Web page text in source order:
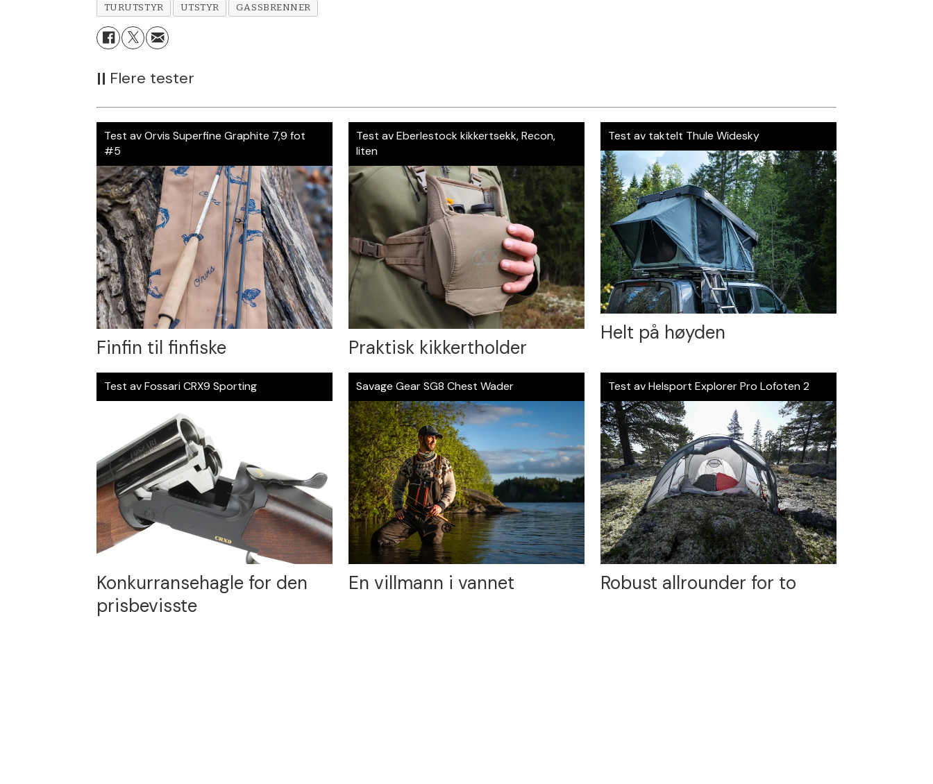
TURUTSTYR UTSTYR GASSBRENNER
|| Flere tester
Test av Orvis Superfine Graphite 7,9 fot
#5
Finfin til finfiske
Test av Eberlestock kikkertsekk, Recon,
liten
Praktisk kikkertholder
Test av taktelt Thule Widesky
Helt på høyden
Test av Fossari CRX9 Sporting
Konkurransehagle for den
prisbevisste
Savage Gear SG8 Chest Wader
En villmann i vannet
Test av Helsport Explorer Pro Lofoten 2
Robust allrounder for to